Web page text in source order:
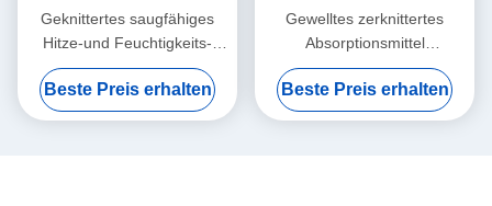
Geknittertes saugfähiges
Hitze-und Feuchtigkeits-
Austauscher-nass
Filterpapier-Element
Beste Preis erhalten
Gewelltes zerknittertes
Absorptionsmittel
Filterpapier-Hitze-und
Feuchtigkeits-Austausch
Beste Preis erhalten